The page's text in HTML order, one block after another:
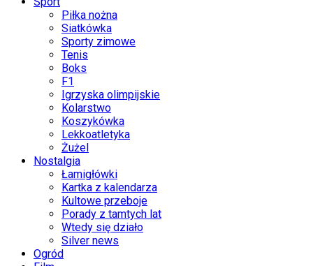
Piłka nożna
Siatkówka
Sporty zimowe
Tenis
Boks
F1
Igrzyska olimpijskie
Kolarstwo
Koszykówka
Lekkoatletyka
Żużel
Nostalgia
Łamigłówki
Kartka z kalendarza
Kultowe przeboje
Porady z tamtych lat
Wtedy się działo
Silver news
Ogród